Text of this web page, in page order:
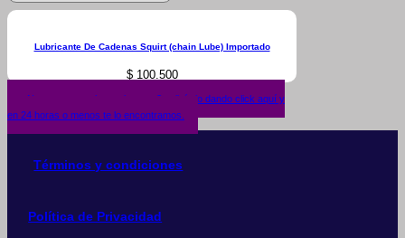
Lubricante De Cadenas Squirt (chain Lube) Importado
$100.500
¿No encuentras lo que buscas? solicítalo dando click aquí y
en 24 horas o menos te lo encontramos.
Términos y condiciones
Política de Privacidad